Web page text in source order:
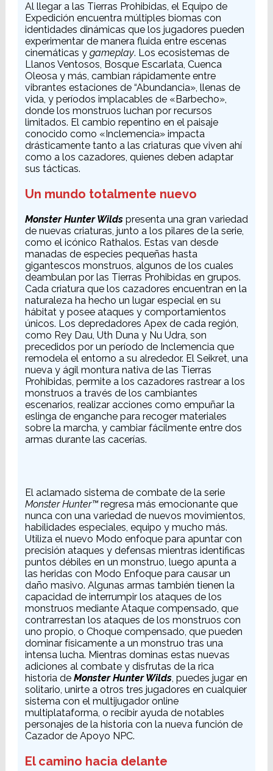
Al llegar a las Tierras Prohibidas, el Equipo de
Expedición encuentra múltiples biomas con
identidades dinámicas que los jugadores pueden
experimentar de manera fluida entre escenas
cinemáticas y gameplay. Los ecosistemas de
Llanos Ventosos, Bosque Escarlata, Cuenca
Oleosa y más, cambian rápidamente entre
vibrantes estaciones de “Abundancia», llenas de
vida, y períodos implacables de «Barbecho»,
donde los monstruos luchan por recursos
limitados. El cambio repentino en el paisaje
conocido como «Inclemencia» impacta
drásticamente tanto a las criaturas que viven ahí
como a los cazadores, quienes deben adaptar
sus tácticas.
Un mundo totalmente nuevo
Monster Hunter Wilds presenta una gran variedad
de nuevas criaturas, junto a los pilares de la serie,
como el icónico Rathalos. Estas van desde
manadas de especies pequeñas hasta
gigantescos monstruos, algunos de los cuales
deambulan por las Tierras Prohibidas en grupos.
Cada criatura que los cazadores encuentran en la
naturaleza ha hecho un lugar especial en su
hábitat y posee ataques y comportamientos
únicos. Los depredadores Apex de cada región,
como Rey Dau, Uth Duna y Nu Udra, son
precedidos por un período de Inclemencia que
remodela el entorno a su alrededor. El Seikret, una
nueva y ágil montura nativa de las Tierras
Prohibidas, permite a los cazadores rastrear a los
monstruos a través de los cambiantes
escenarios, realizar acciones como empuñar la
eslinga de enganche para recoger materiales
sobre la marcha, y cambiar fácilmente entre dos
armas durante las cacerías.
El aclamado sistema de combate de la serie
Monster Hunter™regresa más emocionante que
nunca con una variedad de nuevos movimientos,
habilidades especiales, equipo y mucho más.
Utiliza el nuevo Modo enfoque para apuntar con
precisión ataques y defensas mientras identificas
puntos débiles en un monstruo, luego apunta a
las heridas con Modo Enfoque para causar un
daño masivo. Algunas armas también tienen la
capacidad de interrumpir los ataques de los
monstruos mediante Ataque compensado, que
contrarrestan los ataques de los monstruos con
uno propio, o Choque compensado, que pueden
dominar físicamente a un monstruo tras una
intensa lucha. Mientras dominas estas nuevas
adiciones al combate y disfrutas de la rica
historia de Monster Hunter Wilds, puedes jugar en
solitario, unirte a otros tres jugadores en cualquier
sistema con el multijugador online
multiplataforma, o recibir ayuda de notables
personajes de la historia con la nueva función de
Cazador de Apoyo NPC.
El camino hacia delante